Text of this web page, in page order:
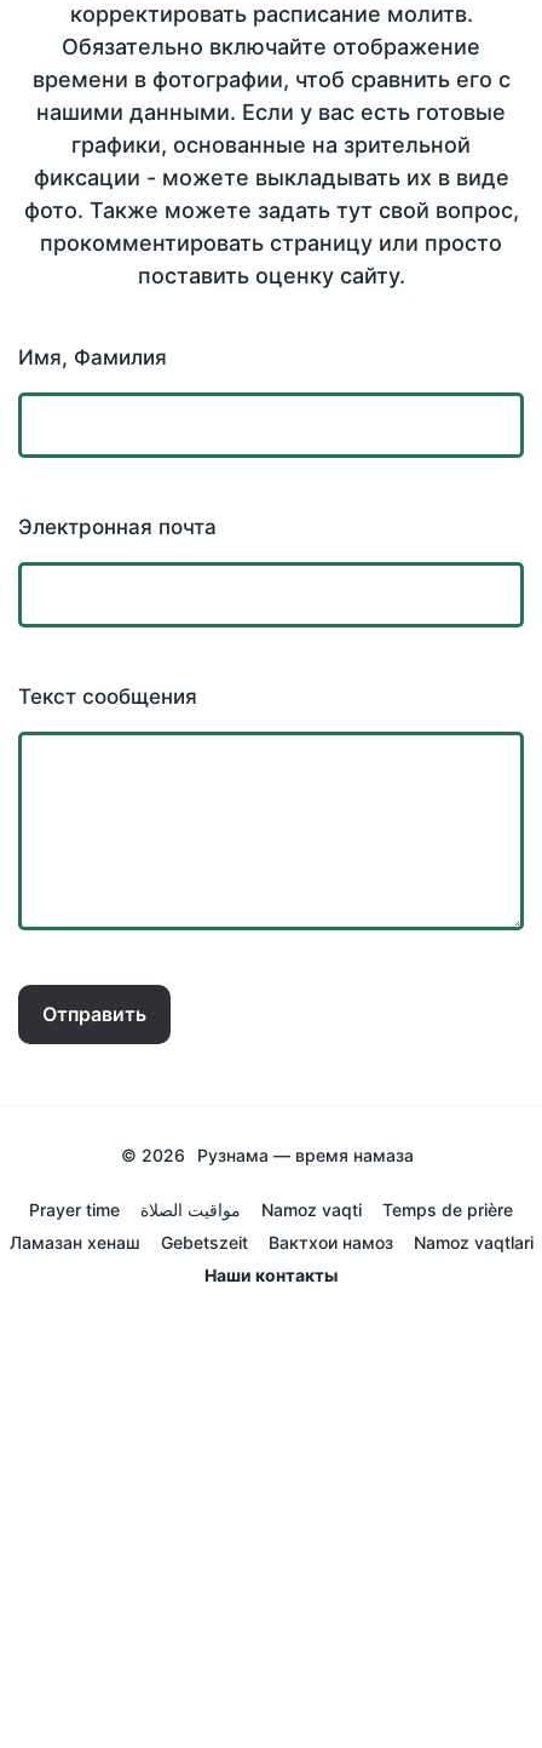
корректировать расписание молитв.
Обязательно включайте отображение
времени в фотографии, чтоб сравнить его с
нашими данными. Если у вас есть готовые
графики, основанные на зрительной
фиксации - можете выкладывать их в виде
фото. Также можете задать тут свой вопрос,
прокомментировать страницу или просто
поставить оценку сайту.
Имя, Фамилия
Электронная почта
Текст сообщения
Отправить
© 2026 Рузнама — время намаза
Prayer time مواقيت الصلاة Namoz vaqti
Temps de prière
Ламазан хенаш
Gebetszeit Вактхои намоз
Namoz vaqtlari
Наши контакты